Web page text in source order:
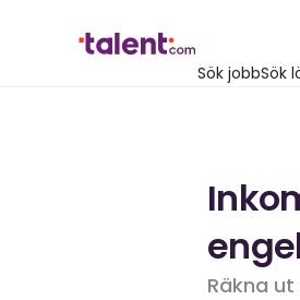
Sök jobbSök
Räkna